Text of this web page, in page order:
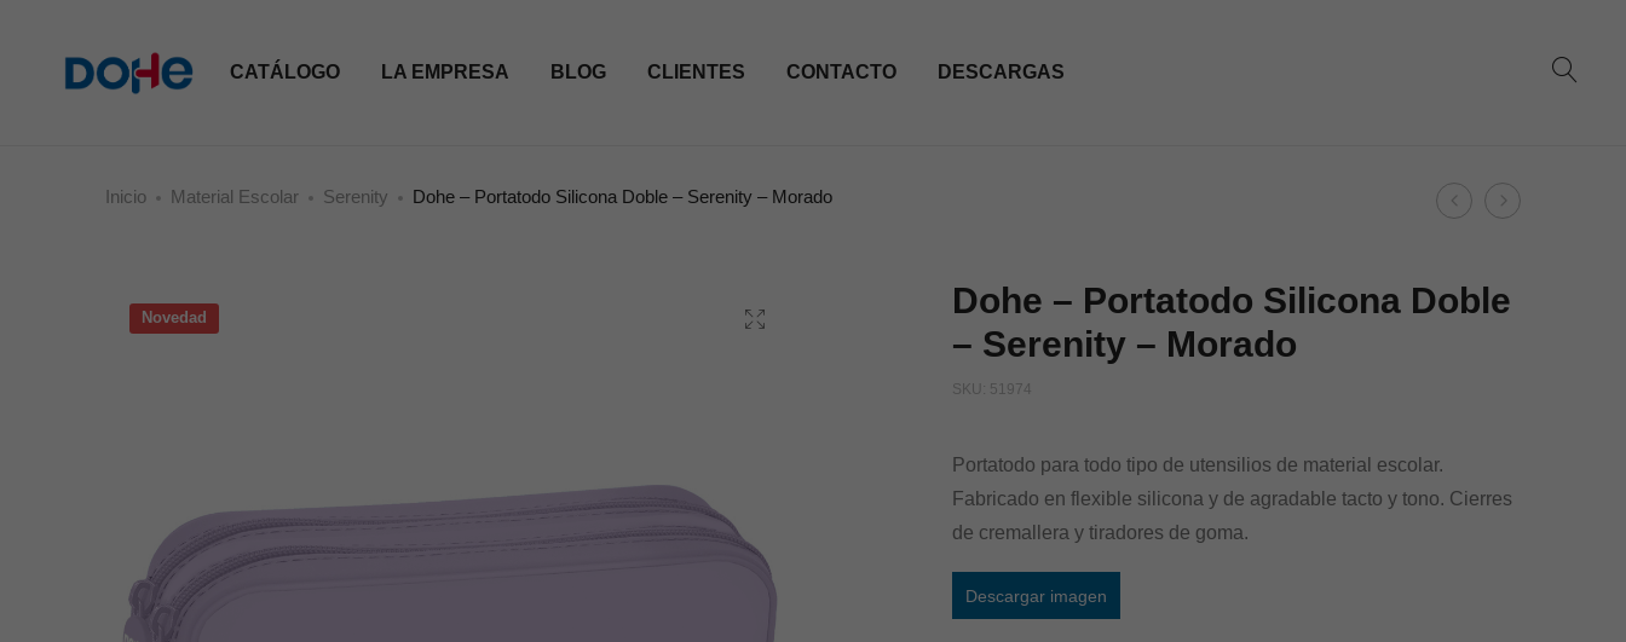
CATÁLOGO LA EMPRESA BLOG CLIENTES CONTACTO DESCARGAS
Inicio Material Escolar Serenity Dohe – Portatodo Silicona Doble – Serenity – Morado
Product
Dohe
Silicona
Verde
Dohe
cinta
Azul
Novedad
Dohe – Portatodo Silicona Doble
– Serenity – Morado
SKU: 51974
Portatodo para todo tipo de utensilios de material escolar.
Fabricado en flexible silicona y de agradable tacto y tono. Cierres
de cremallera y tiradores de goma.
Descargar imagen